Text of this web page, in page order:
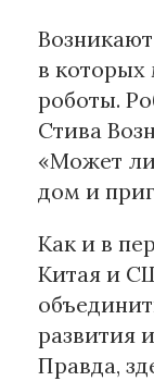
в которых
роботы.
Стива
«Может
дом и
Как и в
Китая и
развития
Правда,